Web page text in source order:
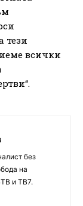
тези
всички
без
на
и ТВ7.